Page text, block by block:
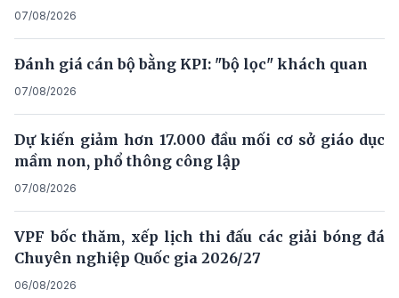
07/08/2026
Đánh giá cán bộ bằng KPI: "bộ lọc" khách quan
07/08/2026
Dự kiến giảm hơn 17.000 đầu mối cơ sở giáo dục
mầm non, phổ thông công lập
07/08/2026
VPF bốc thăm, xếp lịch thi đấu các giải bóng đá
Chuyên nghiệp Quốc gia 2026/27
06/08/2026